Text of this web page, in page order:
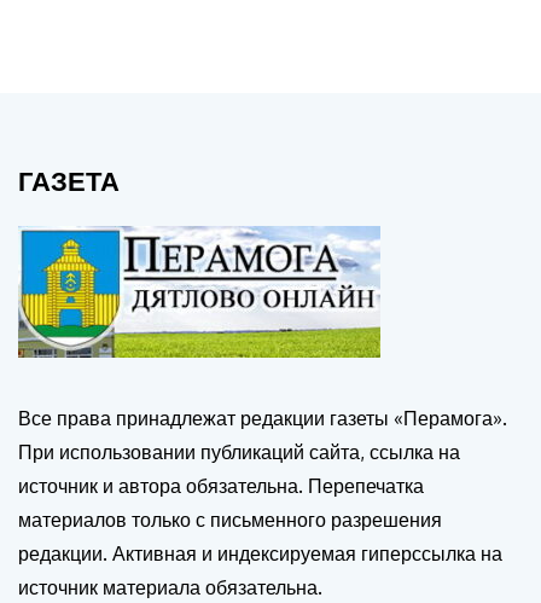
ГАЗЕТА
Все права принадлежат редакции газеты «Перамога».
При использовании публикаций сайта, ссылка на
источник и автора обязательна. Перепечатка
материалов только с письменного разрешения
редакции. Активная и индексируемая гиперссылка на
источник материала обязательна.